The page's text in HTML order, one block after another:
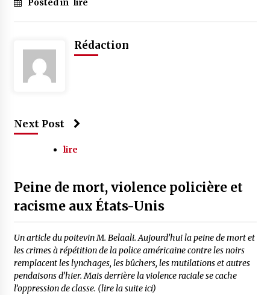
Posted in lire
Rédaction
Next Post
lire
Peine de mort, violence policière et
racisme aux États-Unis
Un article du poitevin M. Belaali. Aujourd’hui la peine de mort et
les crimes à répétition de la police américaine contre les noirs
remplacent les lynchages, les bûchers, les mutilations et autres
pendaisons d’hier. Mais derrière la violence raciale se cache
l’oppression de classe. (lire la suite ici)